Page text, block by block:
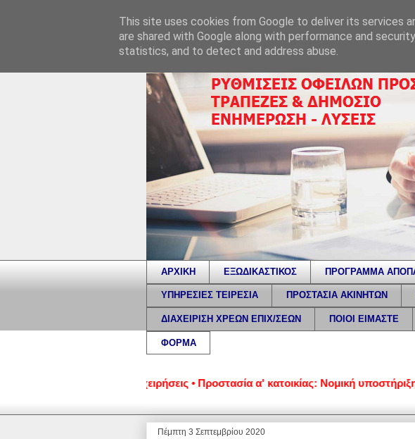
ΑΡΧΙΚΗ ΕΞΩΔΙΚΑΣΤΙΚΟΣ ΠΡΟΓΡΑΜΜΑ
ΥΠΗΡΕΣΙΕΣ ΤΕΙΡΕΣΙΑ ΠΡΟΣΤΑΣΙΑ ΑΚΙΝΗΤΩΝ
ΔΙΑΧΕΙΡΙΣΗ ΧΡΕΩΝ ΕΠΙΧ/ΣΕΩΝ ΠΟΙΟΙ ΕΙΜΑΣΤΕ
ΦΟΡΜΑ
νοικοκυριά και επιχειρήσεις • Προστασία α' κατοικίας: Νομική υποστήριξη
Πέμπτη 3 Σεπτεμβρίου 2020
This site uses cookies from Google to deliver its services
are shared with Google along with performance and
statistics, and to detect and address abuse.